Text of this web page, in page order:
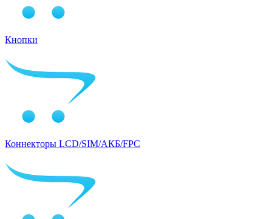
Кнопки
Коннекторы LCD/SIM/АКБ/FPC